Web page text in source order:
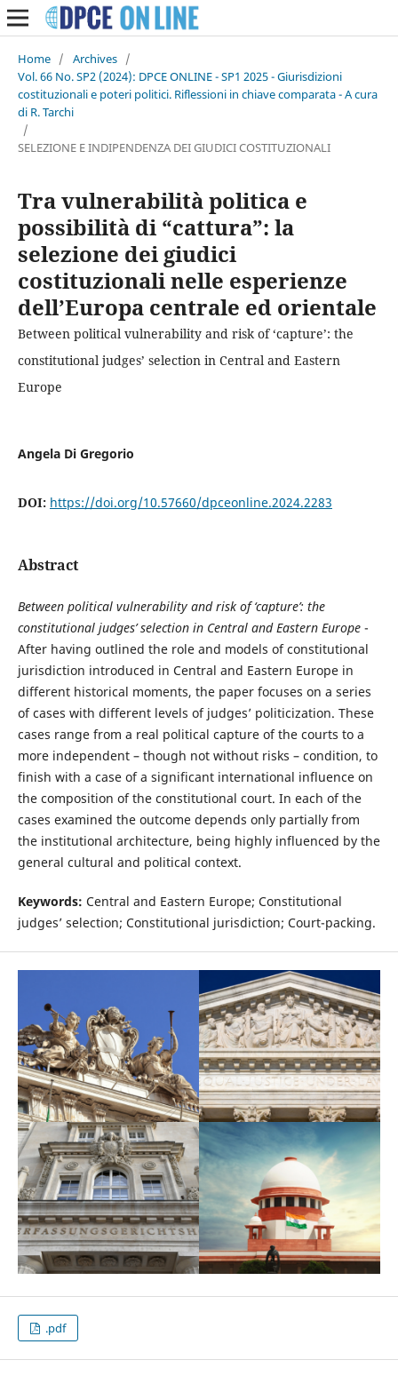
Home / Archives /
Vol. 66 No. SP2 (2024): DPCE ONLINE - SP1 2025 - Giurisdizioni
costituzionali e poteri politici. Riflessioni in chiave comparata - A cura
di R. Tarchi
/
SELEZIONE E INDIPENDENZA DEI GIUDICI COSTITUZIONALI
Tra vulnerabilità politica e
possibilità di “cattura”: la
selezione dei giudici
costituzionali nelle esperienze
dell’Europa centrale ed orientale
Between political vulnerability and risk of ‘capture’: the
constitutional judges’ selection in Central and Eastern
Europe
Angela Di Gregorio
DOI: https://doi.org/10.57660/dpceonline.2024.2283
Abstract
Between political vulnerability and risk of ‘capture’: the
constitutional judges’ selection in Central and Eastern Europe -
After having outlined the role and models of constitutional
jurisdiction introduced in Central and Eastern Europe in
different historical moments, the paper focuses on a series
of cases with different levels of judges’ politicization. These
cases range from a real political capture of the courts to a
more independent – though not without risks – condition, to
finish with a case of a significant international influence on
the composition of the constitutional court. In each of the
cases examined the outcome depends only partially from
the institutional architecture, being highly influenced by the
general cultural and political context.
Keywords: Central and Eastern Europe; Constitutional
judges’ selection; Constitutional jurisdiction; Court-packing.
.pdf